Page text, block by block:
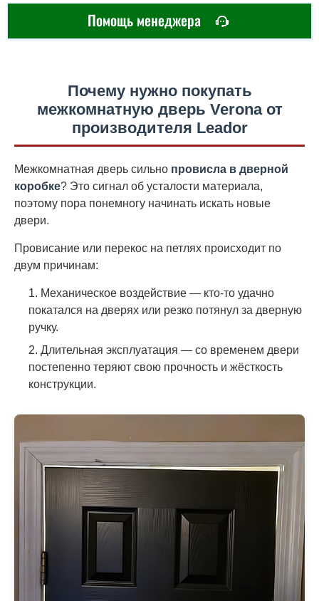
Помощь менеджера
Почему нужно покупать
межкомнатную дверь Verona от
производителя Leador
Межкомнатная дверь сильно провисла в дверной
коробке? Это сигнал об усталости материала,
поэтому пора понемногу начинать искать новые
двери.
Провисание или перекос на петлях происходит по
двум причинам:
Механическое воздействие — кто-то удачно
покатался на дверях или резко потянул за дверную
ручку.
Длительная эксплуатация — со временем двери
постепенно теряют свою прочность и жёсткость
конструкции.